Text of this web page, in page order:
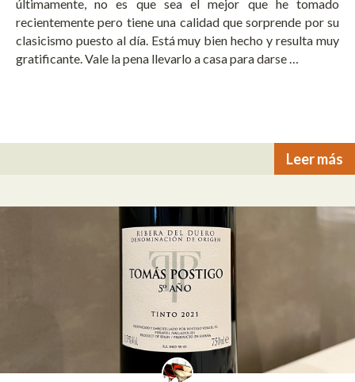
últimamente, no es que sea el mejor que he tomado
recientemente pero tiene una calidad que sorprende por su
clasicismo puesto al día. Está muy bien hecho y resulta muy
gratificante. Vale la pena llevarlo a casa para darse …
Leer más